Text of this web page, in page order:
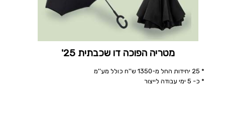
מטריה הפוכה דו שכבתית 25'
* 25 יחידות החל מ-1350 ש''ח כולל מע''מ
* כ- 5 ימי עבודה לייצור